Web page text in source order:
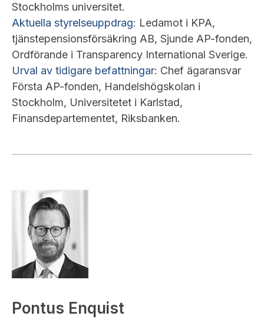
Stockholms universitet.
Aktuella styrelseuppdrag: Ledamot i KPA,
tjänstepensionsförsäkring AB, Sjunde AP-fonden,
Ordförande i Transparency International Sverige.
Urval av tidigare befattningar: Chef ägaransvar
Första AP-fonden, Handelshögskolan i
Stockholm, Universitetet i Karlstad,
Finansdepartementet, Riksbanken.
Pontus Enquist